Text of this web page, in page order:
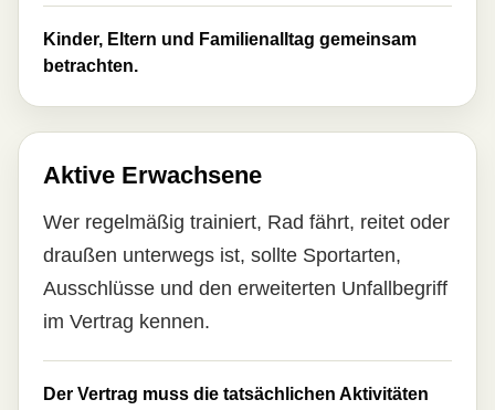
Kinder, Eltern und Familienalltag gemeinsam
betrachten.
Aktive Erwachsene
Wer regelmäßig trainiert, Rad fährt, reitet oder
draußen unterwegs ist, sollte Sportarten,
Ausschlüsse und den erweiterten Unfallbegriff
im Vertrag kennen.
Der Vertrag muss die tatsächlichen Aktivitäten